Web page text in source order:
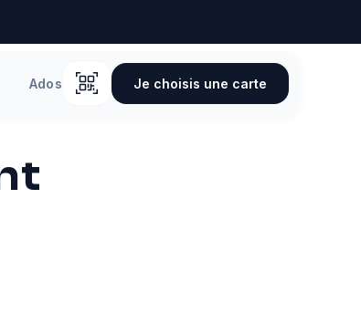
Ados Je choisis une carte